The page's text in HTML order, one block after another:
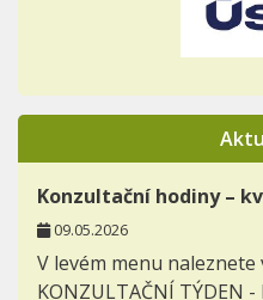
Konzultační hodiny –
09.05.2026
V levém menu naleznete
KONZULTAČNÍ TÝDEN